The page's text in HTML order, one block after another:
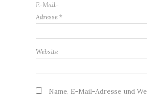
E-Mail-
Adresse *
Website
Name, E-Mail-Adresse und